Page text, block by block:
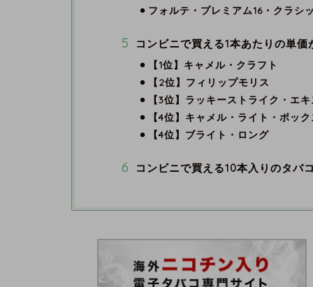
フォルテ・プレミアム16・クラシ
コンビニで買える1本あたりの単価
【1位】キャメル・クラフト
【2位】フィリップモリス
【3位】ラッキーストライク・エ
【4位】キャメル・ライト・ボッ
【4位】ブライト・ロング
コンビニで買える10本入りのタバ